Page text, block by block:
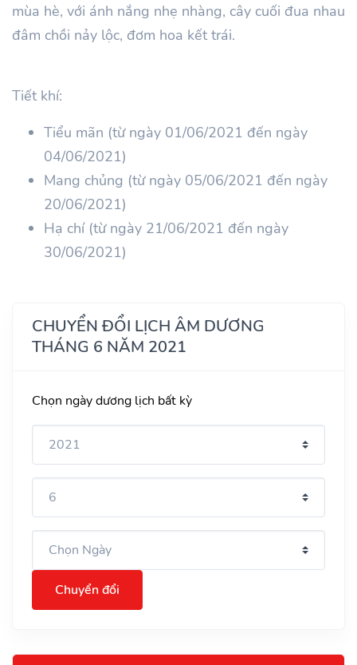
mùa hè, với ánh nắng nhẹ nhàng, cây cuối đua nhau
đâm chồi nảy lộc, đơm hoa kết trái.
Tiết khí:
Tiểu mãn (từ ngày 01/06/2021 đến ngày
04/06/2021)
Mang chủng (từ ngày 05/06/2021 đến ngày
20/06/2021)
Hạ chí (từ ngày 21/06/2021 đến ngày
30/06/2021)
CHUYỂN ĐỔI LỊCH ÂM DƯƠNG
THÁNG 6 NĂM 2021
Chọn ngày dương lịch bất kỳ
Chuyển đổi